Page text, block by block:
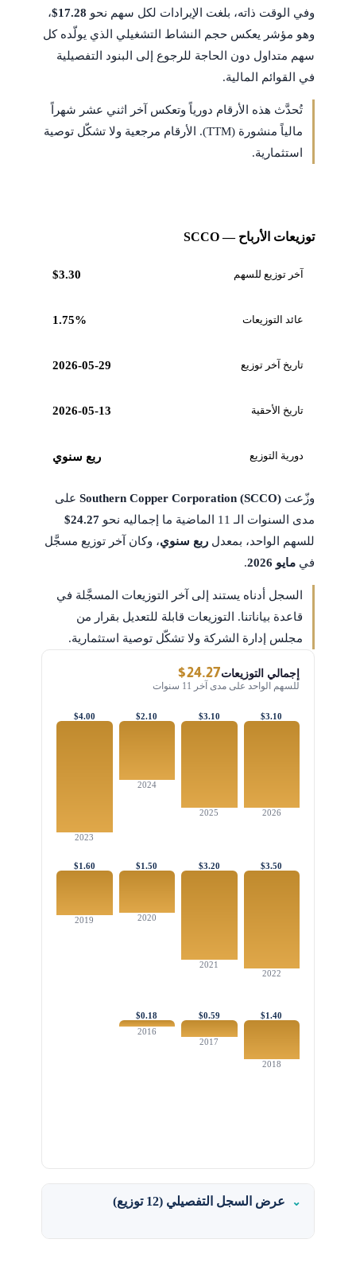
وفي الوقت ذاته، بلغت الإيرادات لكل سهم نحو $17.28،
وهو مؤشر يعكس حجم النشاط التشغيلي الذي يولّده كل
سهم متداول دون الحاجة للرجوع إلى البنود التفصيلية
في القوائم المالية.
تُحدَّث هذه الأرقام دورياً وتعكس آخر اثني عشر شهراً
مالياً منشورة (TTM). الأرقام مرجعية ولا تشكّل توصية
استثمارية.
توزيعات الأرباح — SCCO
آخر توزيع للسهم $3.30
عائد التوزيعات 1.75%
تاريخ آخر توزيع 2026-05-29
تاريخ الأحقية 2026-05-13
دورية التوزيع ربع سنوي
وزّعت Southern Copper Corporation (SCCO)على
مدى السنوات الـ 11 الماضية ما إجماليه نحو
$24.27
للسهم الواحد، بمعدل ربع سنوي، وكان آخر توزيع مسجَّل
في مايو 2026 .
السجل أدناه يستند إلى آخر التوزيعات المسجَّلة في
قاعدة بياناتنا. التوزيعات قابلة للتعديل بقرار من
مجلس إدارة الشركة ولا تشكّل توصية استثمارية.
إجمالي التوزيعات$24.27
للسهم الواحد على مدى آخر 11 سنوات
$3.10
2026
$3.10
2025
$2.10
2024
$4.00
2023
$3.50
2022
$3.20
2021
$1.50
2020
$1.60
2019
$1.40
2018
$0.59
2017
$0.18
2016
عرض السجل التفصيلي (12 توزيع)